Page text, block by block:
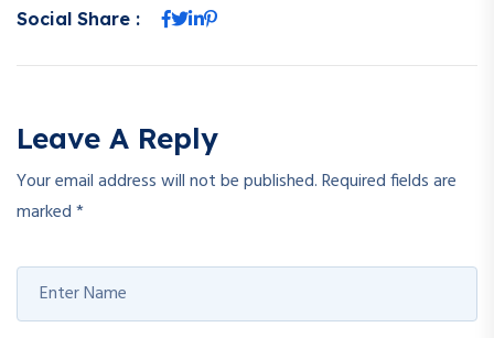
Social Share :
Leave A Reply
Your email address will not be published.Required fields are
marked*